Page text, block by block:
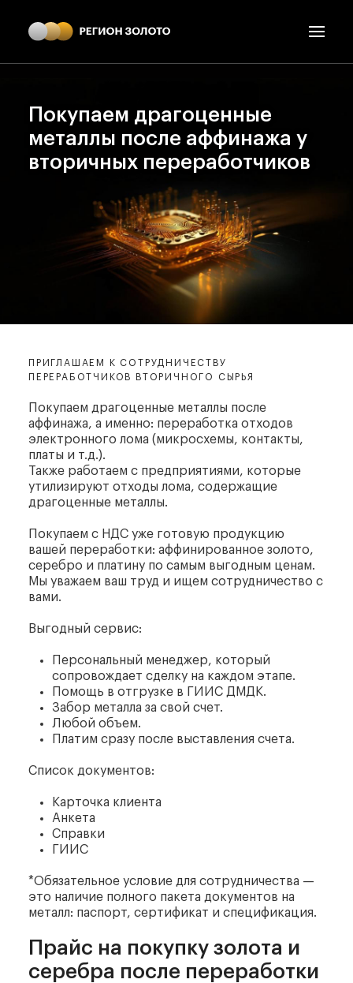
Покупаем драгоценные
металлы после аффинажа у
вторичных переработчиков
ПРИГЛАШАЕМ К СОТРУДНИЧЕСТВУ
ПЕРЕРАБОТЧИКОВ ВТОРИЧНОГО СЫРЬЯ
Покупаем драгоценные металлы после
аффинажа, а именно: переработка отходов
электронного лома (микросхемы, контакты,
платы и т.д.).
Также работаем с предприятиями, которые
утилизируют отходы лома, содержащие
драгоценные металлы.
Покупаем с НДС уже готовую продукцию
вашей переработки: аффинированное золото,
серебро и платину по самым выгодным ценам.
Мы уважаем ваш труд и ищем сотрудничество с
вами.
Выгодный сервис:
Персональный менеджер, который
сопровождает сделку на каждом этапе.
Помощь в отгрузке в ГИИС ДМДК.
Забор металла за свой счет.
Любой объем.
Платим сразу после выставления счета.
Список документов:
Карточка клиента
Анкета
Справки
ГИИС
*Обязательное условие для сотрудничества —
это наличие полного пакета документов на
металл: паспорт, сертификат и спецификация.
Прайс на покупку золота и
серебра после переработки